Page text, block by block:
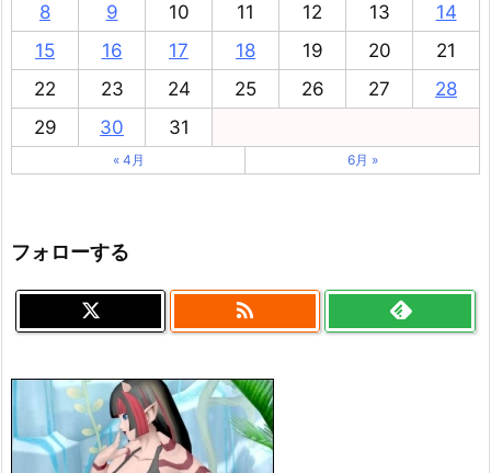
8
9 10 11 12 13
14
15
16 17 18 19 20
21
22
23 24 25 26 27
28
29
30 31
« 4月 6月 »
フォローする
